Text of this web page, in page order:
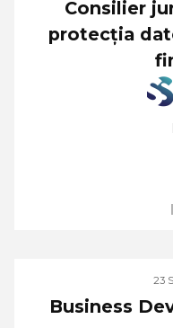
Consilier
protecția
23
Business